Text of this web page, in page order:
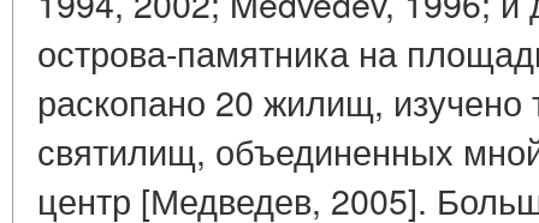
острова-памятника на
раскопано 20 жилищ, изучено
святилищ, объединенных
центр [Медведев, 2005].